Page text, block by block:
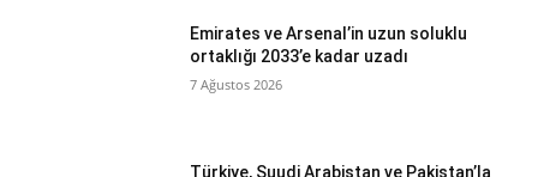
Emirates ve Arsenal’in uzun soluklu
ortaklığı 2033’e kadar uzadı
7 Ağustos 2026
Türkiye, Suudi Arabistan ve Pakistan’la